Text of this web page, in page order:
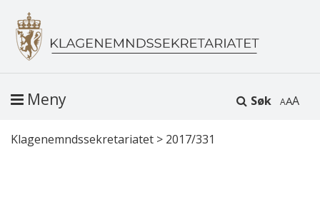
Søk A
Meny
Klagenemndssekretariatet > 2017/331